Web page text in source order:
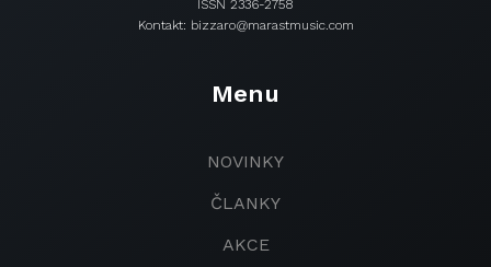
ISSN 2336-2758
Kontakt: bizzaro@marastmusic.com
Menu
NOVINKY
ČLANKY
AKCE